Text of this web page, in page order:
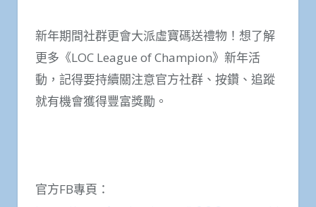
新年期間社群更會大派虛寶碼送禮物！想了解
更多《LOC League of Champion》新年活
動，記得要持續關注意官方社群、按鑽、追蹤
就有機會獲得豐富獎勵。
官方FB專頁：